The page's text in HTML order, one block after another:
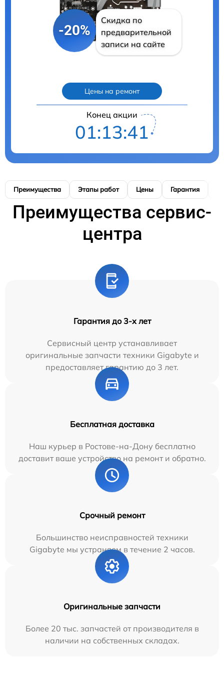
-20%
Скидка по
предварительной
записи на сайте
Цены на ремонт
Конец акции
01:13:40
Преимущества Этапы работ Цены Гарантия
Преимущества сервис-
центра
Гарантия до 3-х лет
Сервисный центр устанавливает
оригинальные запчасти техники Gigabyte и
предоставляет гарантию до 3 лет.
Бесплатная доставка
Наш курьер в Ростове-на-Дону бесплатно
доставит ваше устройство на ремонт и обратно.
Срочный ремонт
Большинство неисправностей техники
Gigabyte мы устраняем в течение 2 часов.
Оригинальные запчасти
Более 20 тыс. запчастей от производителя в
наличии на собственных складах.